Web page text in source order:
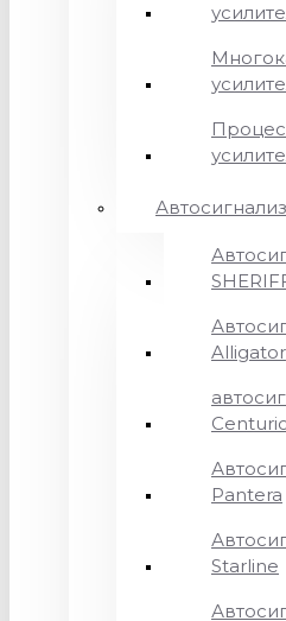
Alligator
Pantera
Starline